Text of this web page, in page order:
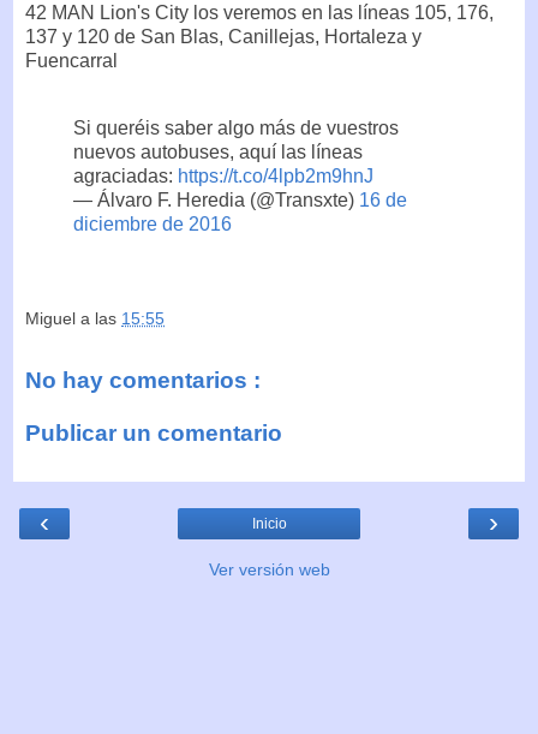
42 MAN Lion's City los veremos en las líneas 105, 176,
137 y 120 de San Blas, Canillejas, Hortaleza y
Fuencarral
Si queréis saber algo más de vuestros
nuevos autobuses, aquí las líneas
agraciadas: https://t.co/4lpb2m9hnJ
— Álvaro F. Heredia (@Transxte) 16 de
diciembre de 2016
Miguel a las 15:55
No hay comentarios :
Publicar un comentario
‹ ›
Inicio
Ver versión web